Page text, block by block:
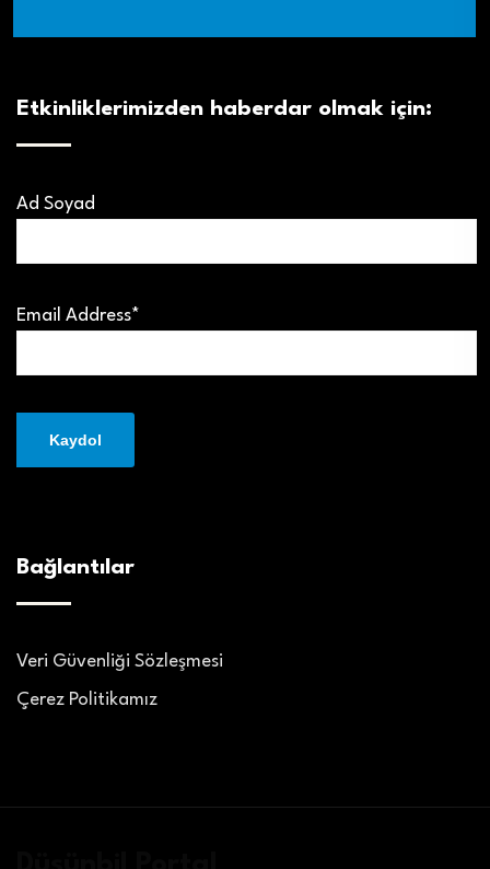
Etkinliklerimizden haberdar olmak için:
Ad Soyad
Email Address*
Bağlantılar
Veri Güvenliği Sözleşmesi
Çerez Politikamız